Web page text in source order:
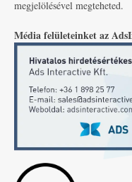
megjelölésével megteheted.
Média felületeinket az